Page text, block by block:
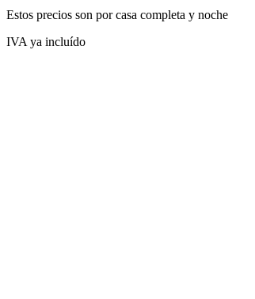
Estos precios son por casa completa y noche
IVA ya incluído